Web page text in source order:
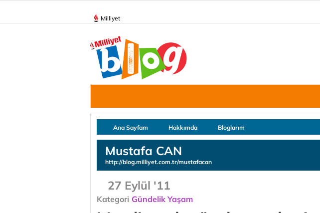
Milliyet
Ana Sayfam Hakkımda Bloglarım
Mustafa CAN
http://blog.milliyet.com.tr/mustafacan
27 Eylül '11
Kategori Gündelik Yaşam